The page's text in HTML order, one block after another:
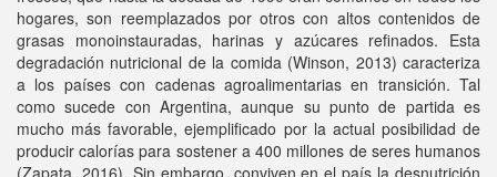
hogares, son reemplazados por otros con altos contenidos de
grasas monoinstauradas, harinas y azúcares refinados. Esta
degradación nutricional de la comida (Winson, 2013) caracteriza
a los países con cadenas agroalimentarias en transición. Tal
como sucede con Argentina, aunque su punto de partida es
mucho más favorable, ejemplificado por la actual posibilidad de
producir calorías para sostener a 400 millones de seres humanos